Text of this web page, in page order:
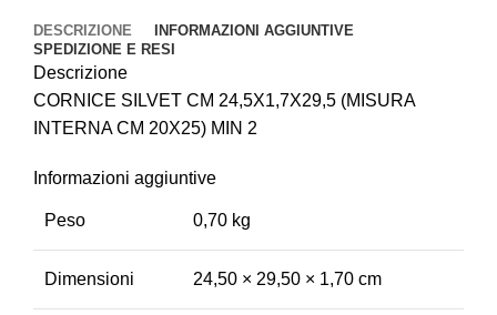
DESCRIZIONE
INFORMAZIONI AGGIUNTIVE
SPEDIZIONE E RESI
Descrizione
CORNICE SILVET CM 24,5X1,7X29,5 (MISURA
INTERNA CM 20X25) MIN 2
Informazioni aggiuntive
Peso 0,70 kg
Dimensioni 24,50 × 29,50 × 1,70 cm